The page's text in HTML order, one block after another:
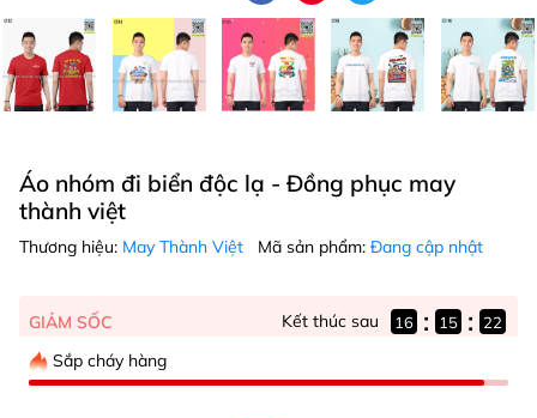
Áo nhóm đi biển độc lạ - Đồng phục may
thành việt
Thương hiệu: May Thành Việt Mã sản phẩm: Đang cập nhật
GIẢM SỐC Kết thúc sau 16 : 15 : 22
Sắp cháy hàng